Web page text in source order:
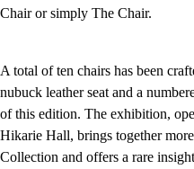
Chair or simply The Chair.
A total of ten chairs has been
nubuck leather seat and a
of this edition. The exhibition,
Hikarie Hall, brings together
Collection and offers a rare